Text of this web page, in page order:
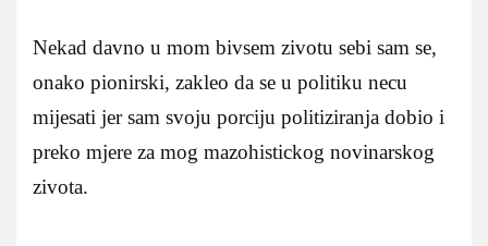
Nekad davno u mom bivsem zivotu sebi sam se,
onako pionirski, zakleo da se u politiku necu
mijesati jer sam svoju porciju politiziranja dobio i
preko mjere za mog mazohistickog novinarskog
zivota.